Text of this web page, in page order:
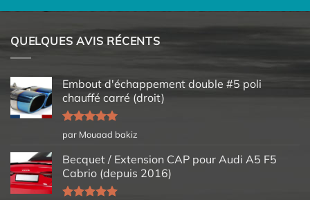
QUELQUES AVIS RÉCENTS
Embout d'échappement double #5 poli
chauffé carré (droit)
Note5sur
5
par Mouaad bakiz
Becquet / Extension CAP pour Audi A5 F5
Cabrio (depuis 2016)